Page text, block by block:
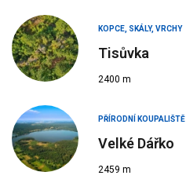
KOPCE, SKÁLY, VRCHY
Tisůvka
2400 m
PŘÍRODNÍ KOUPALIŠTĚ
Velké Dářko
2459 m